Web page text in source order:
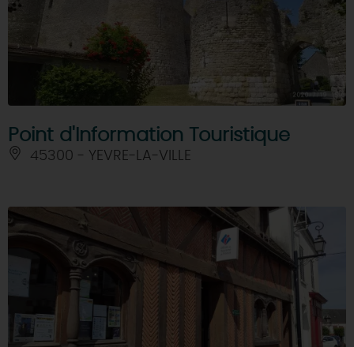
Point d'Information Touristique
45300 - YEVRE-LA-VILLE